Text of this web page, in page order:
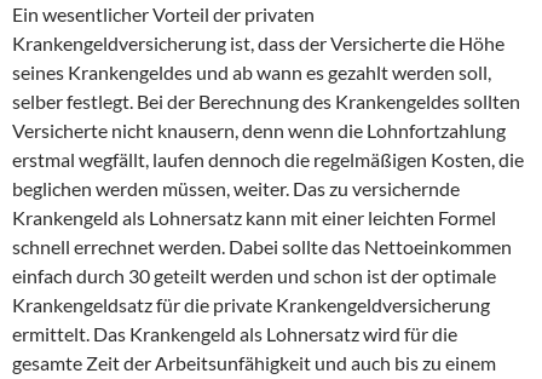
Ein wesentlicher Vorteil der privaten
Krankengeldversicherung ist, dass der Versicherte die Höhe
seines Krankengeldes und ab wann es gezahlt werden soll,
selber festlegt. Bei der Berechnung des Krankengeldes sollten
Versicherte nicht knausern, denn wenn die Lohnfortzahlung
erstmal wegfällt, laufen dennoch die regelmäßigen Kosten, die
beglichen werden müssen, weiter. Das zu versichernde
Krankengeld als Lohnersatz kann mit einer leichten Formel
schnell errechnet werden. Dabei sollte das Nettoeinkommen
einfach durch 30 geteilt werden und schon ist der optimale
Krankengeldsatz für die private Krankengeldversicherung
ermittelt. Das Krankengeld als Lohnersatz wird für die
gesamte Zeit der Arbeitsunfähigkeit und auch bis zu einem